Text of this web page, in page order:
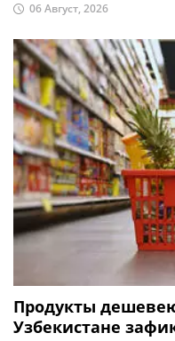
06 Август, 2026
Продукты
Узбекистане